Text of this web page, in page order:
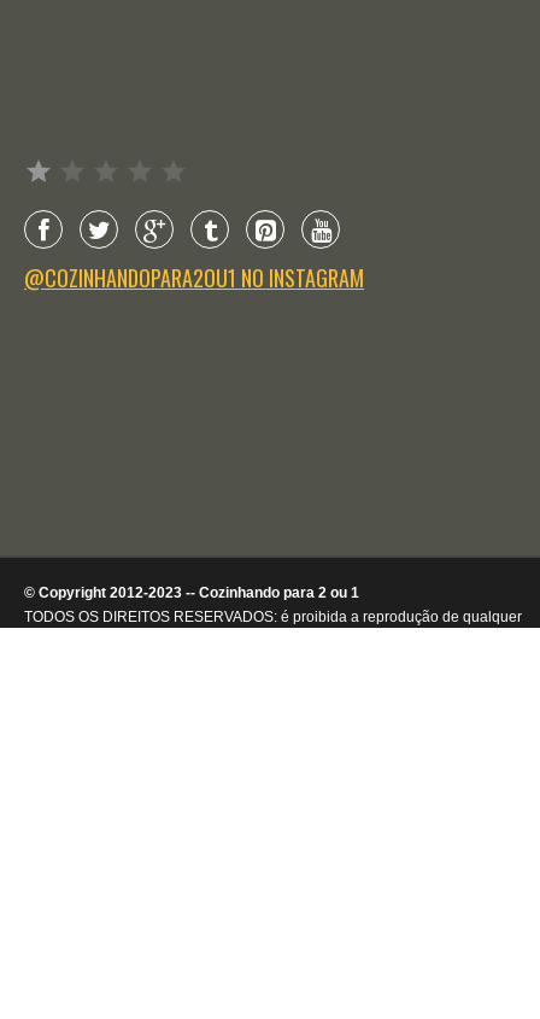
@COZINHANDOPARA2OU1 NO INSTAGRAM
© Copyright 2012-2023 -- Cozinhando para 2 ou 1
TODOS OS DIREITOS RESERVADOS: é proibida a reprodução de qualquer